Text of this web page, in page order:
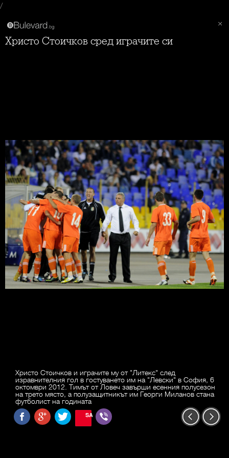
/
Христо Стоичков сред играчите си
Христо Стоичков и играчите му от "Литекс" след
изравнителния гол в гостуването им на "Левски" в София, 6
октомври 2012. Тимът от Ловеч завърши есенния полусезон
на трето място, а полузащитникът им Георги Миланов стана
футболист на годината
SAVE